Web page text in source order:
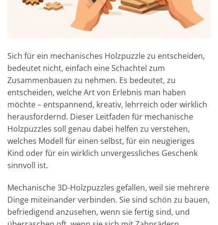
Sich für ein mechanisches Holzpuzzle zu entscheiden,
bedeutet nicht, einfach eine Schachtel zum
Zusammenbauen zu nehmen. Es bedeutet, zu
entscheiden, welche Art von Erlebnis man haben
möchte – entspannend, kreativ, lehrreich oder wirklich
herausfordernd. Dieser Leitfaden für mechanische
Holzpuzzles soll genau dabei helfen zu verstehen,
welches Modell für einen selbst, für ein neugieriges
Kind oder für ein wirklich unvergessliches Geschenk
sinnvoll ist.
Mechanische 3D-Holzpuzzles gefallen, weil sie mehrere
Dinge miteinander verbinden. Sie sind schön zu bauen,
befriedigend anzusehen, wenn sie fertig sind, und